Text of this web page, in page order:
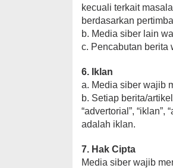
kecuali terkait
berdasarkan
b. Media siber lain
c. Pencabutan berita
6. Iklan
a. Media siber wajib
b. Setiap berita/
“advertorial”,
adalah iklan.
7. Hak Cipta
Media siber wajib